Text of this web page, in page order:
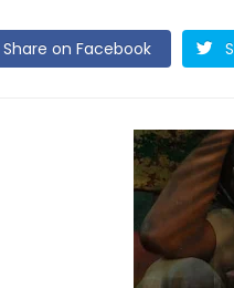
Share on Facebook